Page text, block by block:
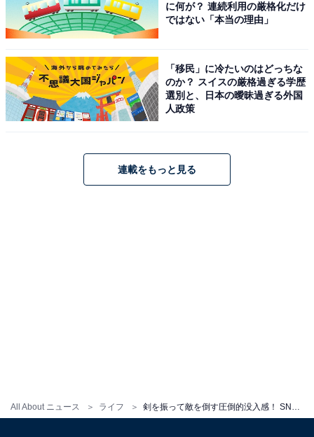
All About ニュース ライフ
に何が？ 連続利用の厳格化だけ
ではない「本当の理由」
「移民」に冷たいのはどっちな
のか？ スイスの厳格過ぎる学歴
選別と、日本の曖昧過ぎる外国
人政策
連載をもっと見る